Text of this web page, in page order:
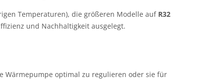
Temperaturen), die größeren Modelle auf R32
und Nachhaltigkeit ausgelegt.
Wärmepumpe optimal zu regulieren oder sie für